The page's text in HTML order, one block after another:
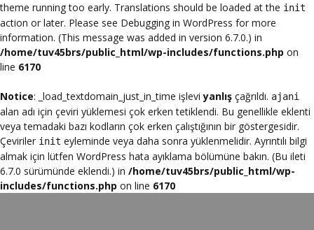
theme running too early. Translations should be loaded at the init
action or later. Please see Debugging in WordPress for more
information. (This message was added in version 6.7.0.) in
/home/tuv45brs/public_html/wp-includes/functions.php on
line 6170
Notice: _load_textdomain_just_in_time işleviyanlış çağrıldı. ajani
alan adı için çeviri yüklemesi çok erken tetiklendi. Bu genellikle eklenti
veya temadaki bazı kodların çok erken çalıştığının bir göstergesidir.
Çeviriler init eyleminde veya daha sonra yüklenmelidir. Ayrıntılı bilgi
almak için lütfen WordPress hata ayıklama bölümüne bakın. (Bu ileti
6.7.0 sürümünde eklendi.) in /home/tuv45brs/public_html/wp-
includes/functions.php on line 6170